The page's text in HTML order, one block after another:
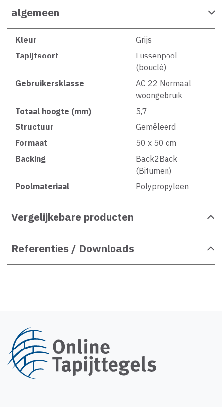
algemeen
Kleur
Grijs
Tapijtsoort
Lussenpool
(bouclé)
Gebruikersklasse
AC 22 Normaal
woongebruik
Totaal hoogte (mm)
5,7
Structuur
Gemêleerd
Formaat
50 x 50 cm
Backing
Back2Back
(Bitumen)
Poolmateriaal
Polypropyleen
Vergelijkebare producten
Referenties / Downloads